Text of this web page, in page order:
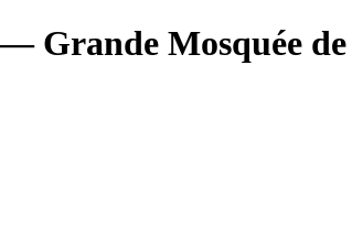
Grande Mosquée de